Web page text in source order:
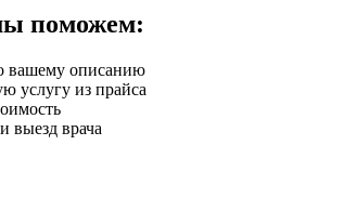
поможем:
вашему описанию
услугу из прайса
выезд врача